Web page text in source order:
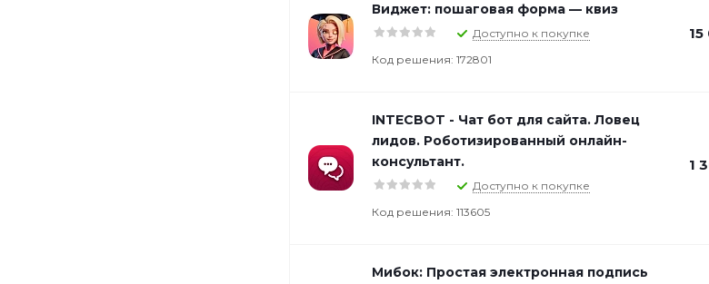
Виджет: пошаговая форма — квиз
Доступно к покупке
Код решения: 172801
INTECBOT - Чат бот для сайта. Ловец
лидов. Роботизированный онлайн-
консультант.
Доступно к покупке
Код решения: 113605
1
Мибок: Простая электронная подпись